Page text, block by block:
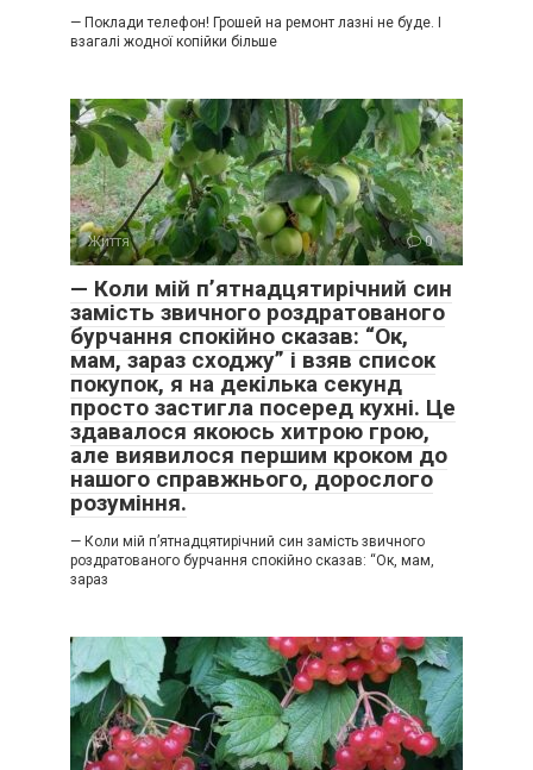
— Поклади телефон! Грошей на ремонт лазні не буде. І
взагалі жодної копійки більше
Життя 0
— Коли мій п’ятнадцятирічний син
замість звичного роздратованого
бурчання спокійно сказав: “Ок,
мам, зараз сходжу” і взяв список
покупок, я на декілька секунд
просто застигла посеред кухні. Це
здавалося якоюсь хитрою грою,
але виявилося першим кроком до
нашого справжнього, дорослого
розуміння.
— Коли мій п’ятнадцятирічний син замість звичного
роздратованого бурчання спокійно сказав: “Ок, мам,
зараз